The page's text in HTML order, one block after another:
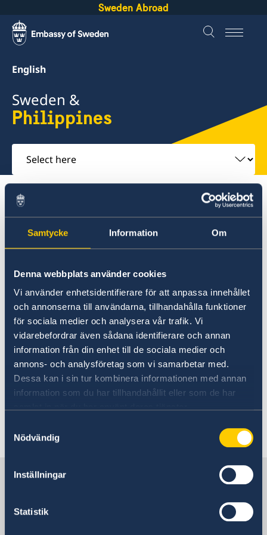
Samtycke Information Om
Denna webbplats använder cookies
Vi använder enhetsidentifierare för att anpassa innehållet
och annonserna till användarna, tillhandahålla funktioner
för sociala medier och analysera vår trafik. Vi
vidarebefordrar även sådana identifierare och annan
information från din enhet till de sociala medier och
annons- och analysföretag som vi samarbetar med.
Dessa kan i sin tur kombinera informationen med annan
information som du har tillhandahållit eller som de har
Nödvändig
Inställningar
Statistik
Sweden Abroad
English
Sweden &
Philippines
Select
here
Going to Sweden?
Philippines
Visiting Sweden
Less than 90 days – apply for a visa
More than 90 days – apply for a visitor’s permit
Work, Study, and Residence Permits
Business relations
Business Sweden
Report trade barriers
Trade between Sweden and the Philippines
Going to Sweden
Are you planning to work, study, or
visit Sweden? Whether you're aiming
to advance your career, pursue higher
education, or simply explore the rich
culture and stunning landscapes of
this beautiful country, we have
help you get started on your journey.
Sweden in Philippines
Sweden's embassy